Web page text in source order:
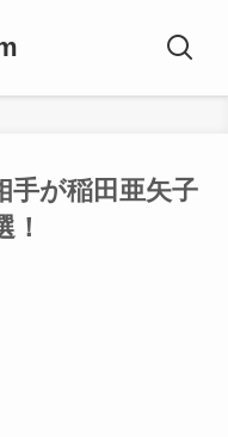
手が稲田亜矢子
！